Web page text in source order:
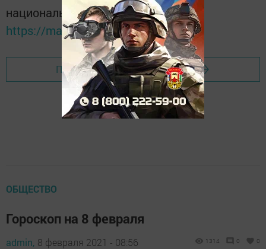
национальном мессенджере MАХ:
https://max.ru/tatmedia
Перейти на страницу новости
ОБЩЕСТВО
Гороскоп на 8 февраля
admin, 8 февраля 2021 - 08:56 1314 0 0